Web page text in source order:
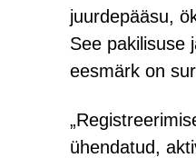
juurdepääsu,
See pakilisuse
eesmärk on
ühendatud,